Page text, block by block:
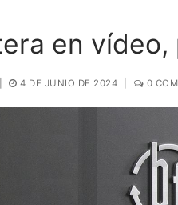
en
4 DE JUNIO DE 2024 0